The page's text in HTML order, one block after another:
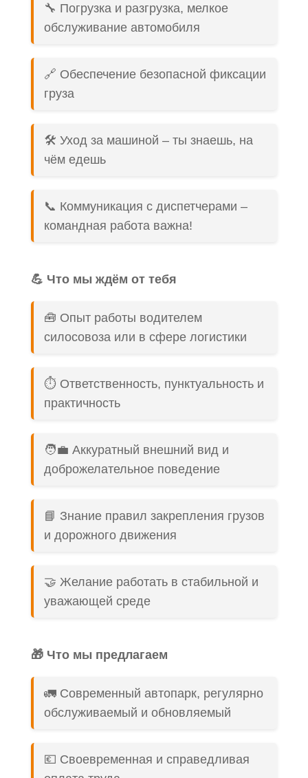
🔧 Погрузка и разгрузка, мелкое
обслуживание автомобиля
🔗 Обеспечение безопасной фиксации
груза
🛠️ Уход за машиной – ты знаешь, на
чём едешь
📞 Коммуникация с диспетчерами –
командная работа важна!
💪 Что мы ждём от тебя
🧰 Опыт работы водителем
силосовоза или в сфере логистики
⏱️ Ответственность, пунктуальность и
практичность
🧑‍💼 Аккуратный внешний вид и
доброжелательное поведение
📘 Знание правил закрепления грузов
и дорожного движения
🤝 Желание работать в стабильной и
уважающей среде
🎁 Что мы предлагаем
🚛 Современный автопарк, регулярно
обслуживаемый и обновляемый
💶 Своевременная и справедливая